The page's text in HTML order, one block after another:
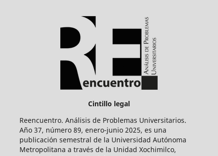
Cintillo legal
Reencuentro. Análisis de Problemas Universitarios.
Año 37, número 89, enero-junio 2025, es una
publicación semestral de la Universidad Autónoma
Metropolitana a través de la Unidad Xochimilco,